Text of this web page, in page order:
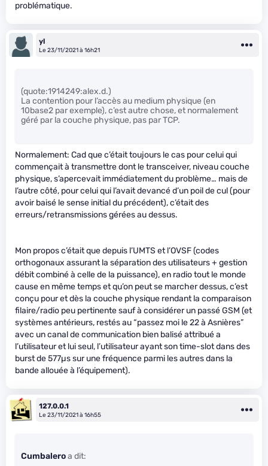
problématique.
yl
Le 23/11/2021 à 16h21
(quote:1914249:alex.d.)
La contention pour l’accès au medium physique (en
10base2 par exemple), c’est autre chose, et normalement
géré par la couche physique, pas par TCP.
Normalement: Cad que c’était toujours le cas pour celui qui
commençait à transmettre dont le transceiver, niveau couche
physique, s’apercevait immédiatement du problème… mais de
l’autre côté, pour celui qui l’avait devancé d’un poil de cul (pour
avoir baisé le sense initial du précédent), c’était des
erreurs/retransmissions gérées au dessus.
Mon propos c’était que depuis l’UMTS et l’OVSF (codes
orthogonaux assurant la séparation des utilisateurs + gestion
débit combiné à celle de la puissance), en radio tout le monde
cause en même temps et qu’on peut se marcher dessus, c’est
conçu pour et dès la couche physique rendant la comparaison
filaire/radio peu pertinente sauf à considérer un passé GSM (et
systèmes antérieurs, restés au “passez moi le 22 à Asnières”
avec un canal de communication bien balisé attribué a
l’utilisateur et lui seul, l’utilisateur ayant son time-slot dans des
burst de 577µs sur une fréquence parmi les autres dans la
bande allouée à l’équipement).
127.0.0.1
Le 23/11/2021 à 16h55
Cumbaleroa dit: